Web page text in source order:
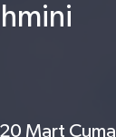
20 Mart Cuma